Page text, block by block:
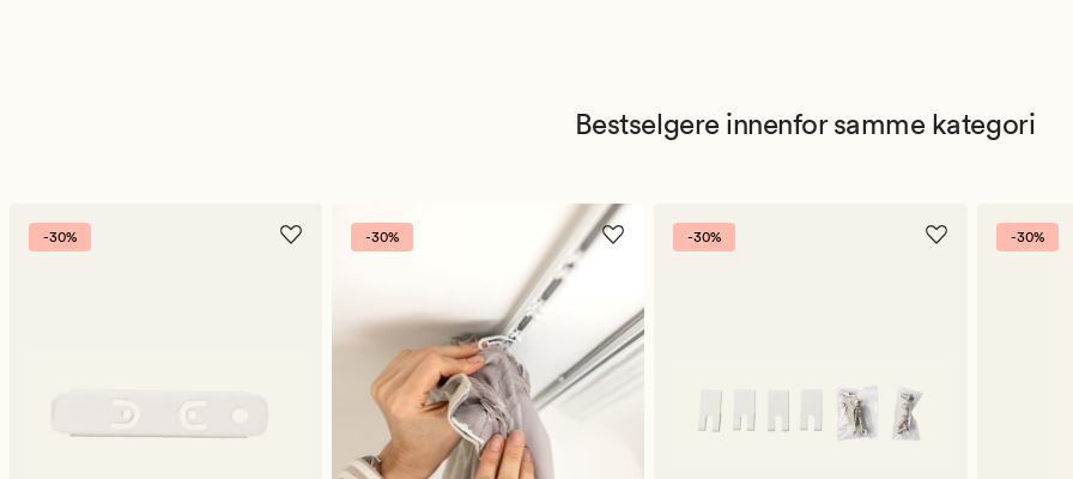
Bestselgere innenfor samme kategori
-30% -30% -30% -30%